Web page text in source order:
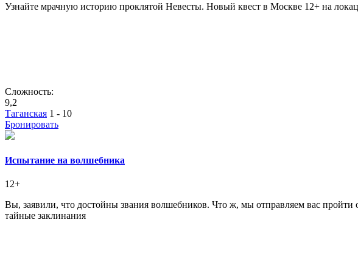
Узнайте мрачную историю проклятой Невесты. Новый квест в Москве 12+ на
Сложность:
9,2
Таганская 1 - 10
Бронировать
Испытание на волшебника
12+
Вы, заявили, что достойны звания волшебников. Что ж, мы отправляем вас пройти
тайные заклинания